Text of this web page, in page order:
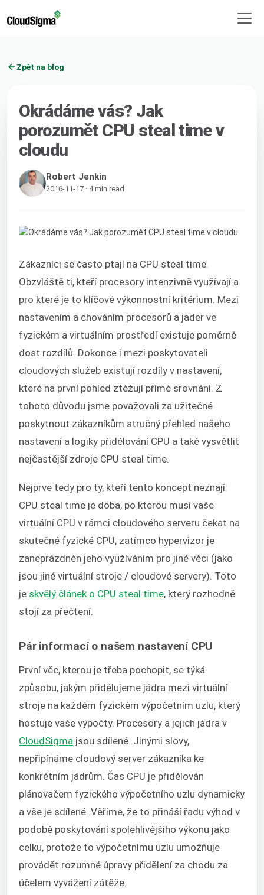
Zpět na blog
Okrádáme vás? Jak
porozumět CPU steal time v
cloudu
Robert Jenkin
2016-11-17 · 4 min read
Zákazníci se často ptají na CPU steal time.
Obzvláště ti, kteří procesory intenzivně využívají a
pro které je to klíčové výkonnostní kritérium. Mezi
nastavením a chováním procesorů a jader ve
fyzickém a virtuálním prostředí existuje poměrně
dost rozdílů. Dokonce i mezi poskytovateli
cloudových služeb existují rozdíly v nastavení,
které na první pohled ztěžují přímé srovnání. Z
tohoto důvodu jsme považovali za užitečné
poskytnout zákazníkům stručný přehled našeho
nastavení a logiky přidělování CPU a také vysvětlit
nejčastější zdroje CPU steal time.
Nejprve tedy pro ty, kteří tento koncept neznají:
CPU steal time je doba, po kterou musí vaše
virtuální CPU v rámci cloudového serveru čekat na
skutečné fyzické CPU, zatímco hypervizor je
zaneprázdněn jeho využíváním pro jiné věci (jako
jsou jiné virtuální stroje / cloudové servery). Toto
je skvělý článek o CPU steal time, který rozhodně
stojí za přečtení.
Pár informací o našem nastavení CPU
První věc, kterou je třeba pochopit, se týká
způsobu, jakým přidělujeme jádra mezi virtuální
stroje na každém fyzickém výpočetním uzlu, který
hostuje vaše výpočty. Procesory a jejich jádra v
CloudSigma jsou sdílené. Jinými slovy,
nepřipínáme cloudový server zákazníka ke
konkrétním jádrům. Čas CPU je přidělován
plánovačem fyzického výpočetního uzlu dynamicky
a vše je sdílené. Věříme, že to přináší řadu výhod v
podobě poskytování spolehlivějšího výkonu jako
celku, protože to výpočetnímu uzlu umožňuje
provádět rozumné úpravy přidělení za chodu za
účelem vyvážení zátěže.